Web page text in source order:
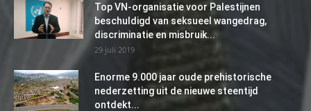
Top VN-organisatie voor Palestijnen
beschuldigd van seksueel wangedrag,
discriminatie en misbruik...
29 juli 2019
Enorme 9.000 jaar oude prehistorische
nederzetting uit de nieuwe steentijd
ontdekt...